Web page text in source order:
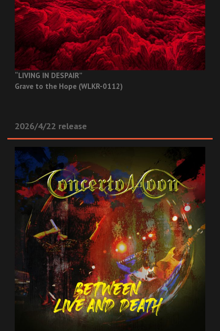
“LIVING IN DESPAIR”
Grave to the Hope (WLKR-0112)
2026/4/22 release